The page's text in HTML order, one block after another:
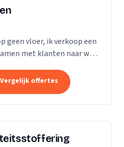
geen vloer, ik verkoop een
met klanten naar wat
showroom,...
Vergelijk offertes